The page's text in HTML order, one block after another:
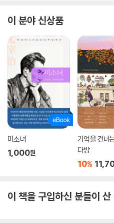
으로 평가받는다.
거침없고 탐미적인 표현 너머 죽음의
자이 특유의 문장을 이지수 번역가는
냈다. 나아가 다자이가 〈광대의 꽃〉
사람은 나쁜 문학을 쓴다”를 “절망적
은 문학을 쓸 수 있다”라고 뒤집어 읽
쉬운 다자이 문학의 매력을 꼼꼼하고
는 스스로 선택한 죽음으로 생을 마
을 이은 채 발견된 그의 마지막 모습
의지의 방증이었을지도 모른다. “불
처로운 광대를 연기하며” 살아가는
않은 누군가에게 초판 한정 특별판
이 분야 신상품
미소녀
1,000원
기억을 건너
다방
10%
이 책을 구입하신 분들이 산